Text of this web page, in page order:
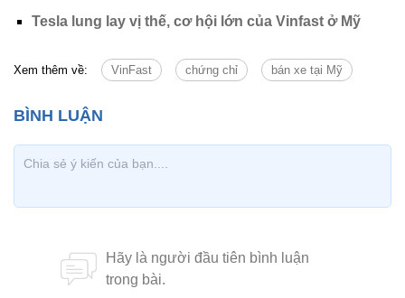
Tesla lung lay vị thế, cơ hội lớn của Vinfast ở Mỹ
Xem thêm về: VinFast chứng chỉ bán xe tại Mỹ